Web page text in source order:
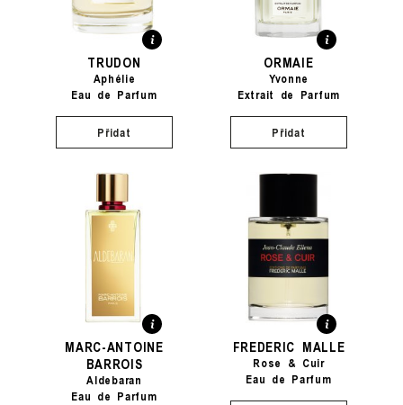
TRUDON
Aphélie
Eau de Parfum
Přidat
ORMAIE
Yvonne
Extrait de Parfum
Přidat
MARC-ANTOINE
BARROIS
Aldebaran
Eau de Parfum
FREDERIC MALLE
Rose & Cuir
Eau de Parfum